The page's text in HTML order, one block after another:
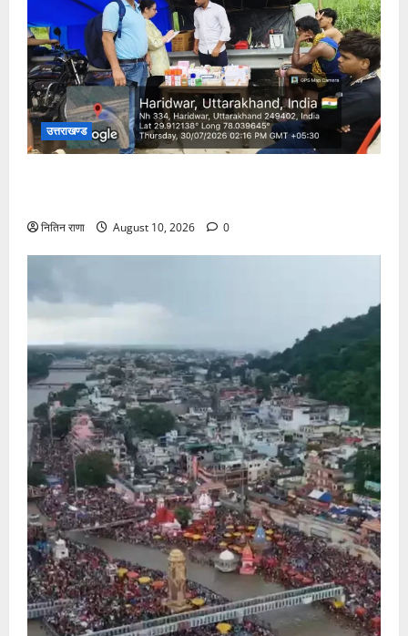
उत्तराखण्ड
नितिन राणा August 10, 2026 0